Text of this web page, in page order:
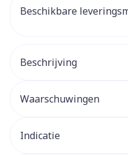
Beschikbare
Beschrijving
Waarschuwingen
Indicatie